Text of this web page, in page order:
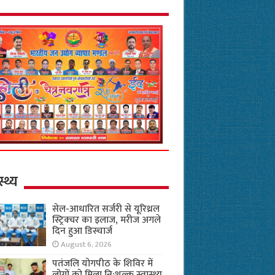
सेल-आधारित सर्जरी से यूरिथ्रल
स्ट्रिक्चर का इलाज, मरीज अगले
दिन हुआ डिस्चार्ज
August 6, 2026
पतंजलि योगपीठ के शिविर में